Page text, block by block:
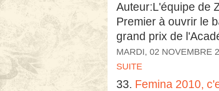
Auteur:L'équipe de
Premier à ouvrir le
grand prix de
MARDI, 02 NOVEMBRE
SUITE
33. Femina 2010,